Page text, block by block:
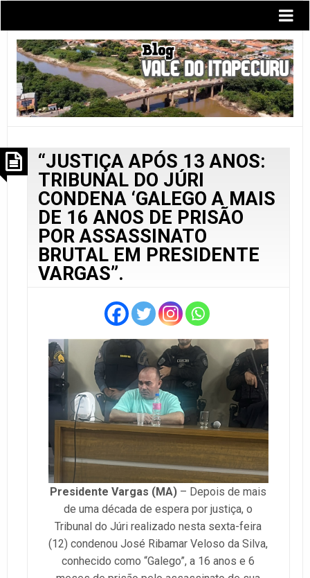
“JUSTIÇA APÓS 13 ANOS:
TRIBUNAL DO JÚRI
CONDENA ‘GALEGO A MAIS
DE 16 ANOS DE PRISÃO
POR ASSASSINATO
BRUTAL EM PRESIDENTE
VARGAS”.
Presidente Vargas (MA) – Depois de mais
de uma década de espera por justiça, o
Tribunal do Júri realizado nesta sexta-feira
(12) condenou José Ribamar Veloso da Silva,
conhecido como “Galego”, a 16 anos e 6